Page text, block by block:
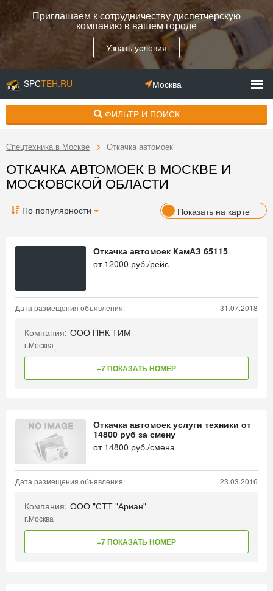
Приглашаем к сотрудничеству диспетчерскую
компанию в вашем городе
Узнать условия
SPCTEH.RU Москва
ФИЛЬТР И ПОИСК
Спецтехника в Москве Откачка автомоек
ОТКАЧКА АВТОМОЕК В МОСКВЕ И
МОСКОВСКОЙ ОБЛАСТИ
По популярности Показать на карте
Откачка автомоек КамАЗ 65115
от 12000 руб./рейс
Дата размещения объявления: 31.07.2018
Компания: ООО ПНК ТИМ
г.Москва
+7 ПОКАЗАТЬ НОМЕР
Откачка автомоек услуги техники от
14800 руб за смену
от 14800 руб./смена
Дата размещения объявления: 23.03.2016
Компания: ООО "СТТ "Ариан"
г.Москва
+7 ПОКАЗАТЬ НОМЕР